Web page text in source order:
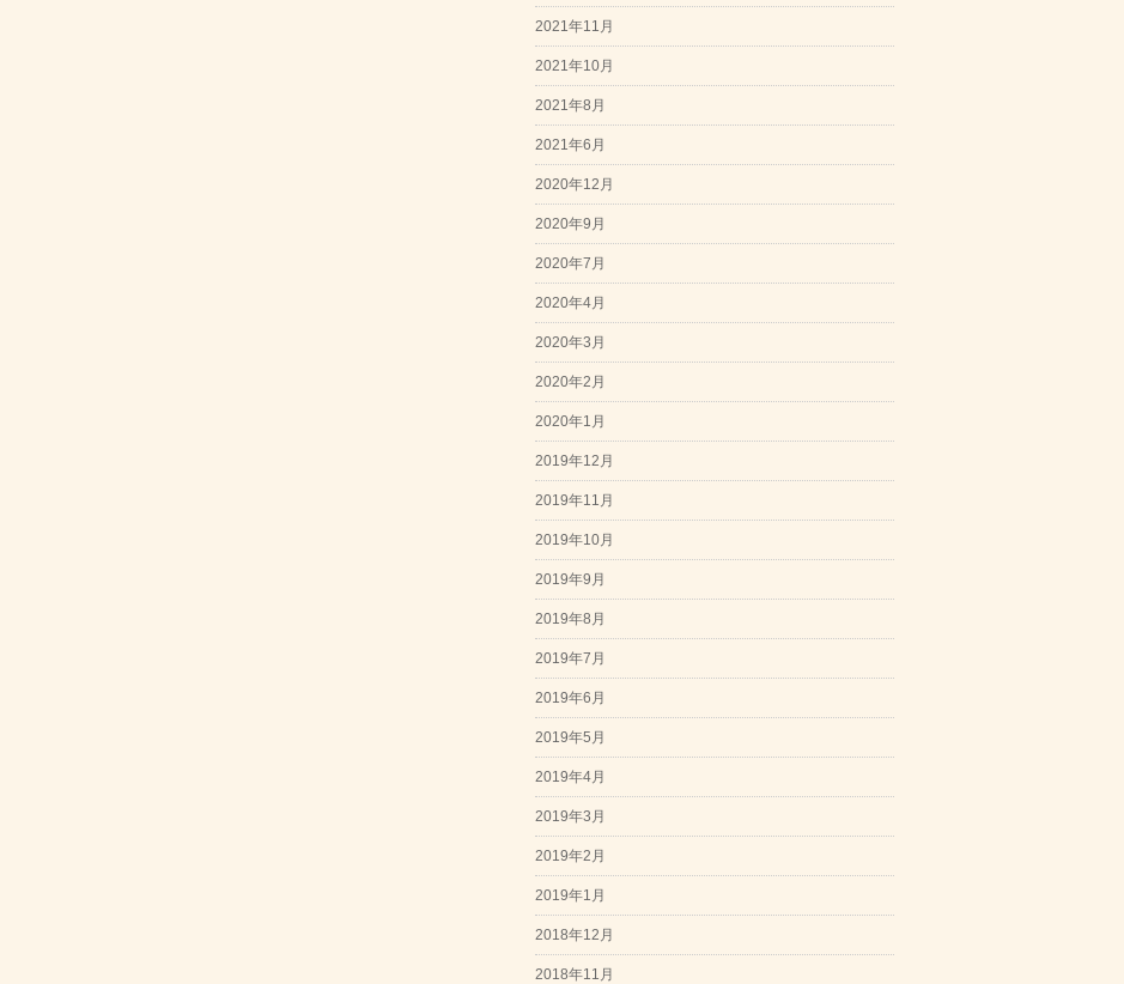
2021年11月
2021年10月
2021年8月
2021年6月
2020年12月
2020年9月
2020年7月
2020年4月
2020年3月
2020年2月
2020年1月
2019年12月
2019年11月
2019年10月
2019年9月
2019年8月
2019年7月
2019年6月
2019年5月
2019年4月
2019年3月
2019年2月
2019年1月
2018年12月
2018年11月